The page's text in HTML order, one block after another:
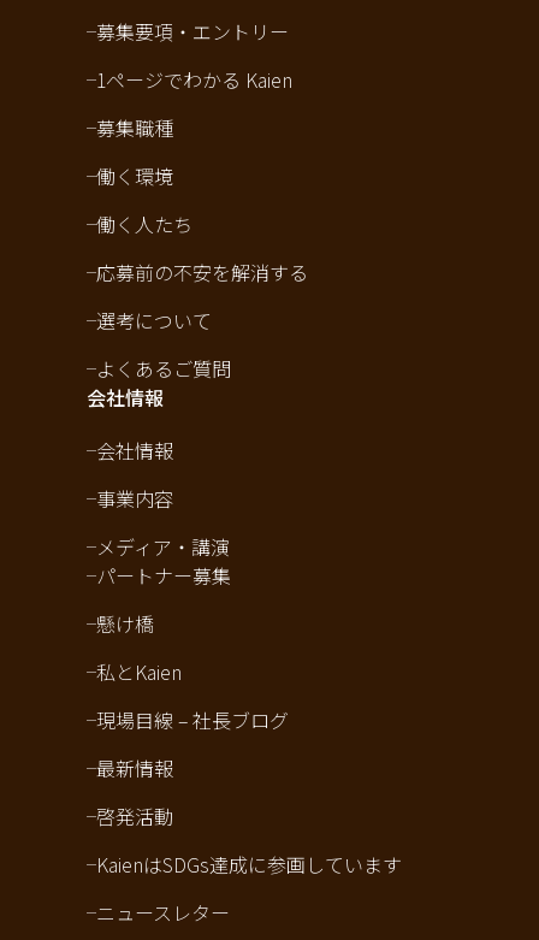
募集要項・エントリー
1ページでわかる Kaien
募集職種
働く環境
働く人たち
応募前の不安を解消する
選考について
よくあるご質問
会社情報
会社情報
事業内容
メディア・講演
パートナー募集
懸け橋
私とKaien
現場目線 – 社長ブログ
最新情報
啓発活動
KaienはSDGs達成に参画しています
ニュースレター